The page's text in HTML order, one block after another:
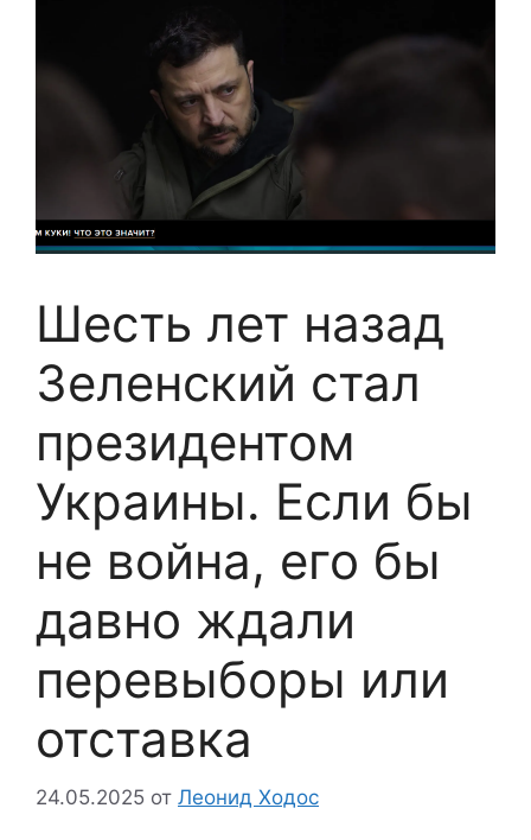
Шесть лет назад
Зеленский стал
президентом
Украины. Если бы
не война, его бы
давно ждали
перевыборы или
отставка
24.05.2025 от Леонид Ходос